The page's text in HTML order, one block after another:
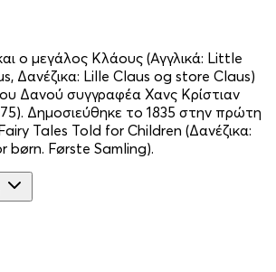
ο μεγάλος Κλάους (Αγγλικά: Little
Δανέζικα: Lille Claus og store Claus)
Δανού συγγραφέα Χανς Κρίστιαν
Δημοσιεύθηκε το 1835 στην πρώτη
Tales Told for Children (Δανέζικα:
Første Samling).